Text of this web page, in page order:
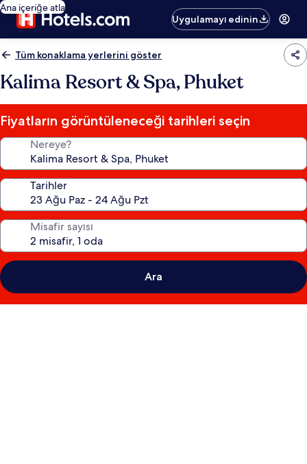
Ana içeriğe atla
Uygulamayı edinin
Tüm konaklama yerlerini göster
Kalima Resort & Spa, Phuket
Fiyatların görüntüleneceği tarihleri seçin
Nereye?
Tarihler
Misafir sayısı
Ara